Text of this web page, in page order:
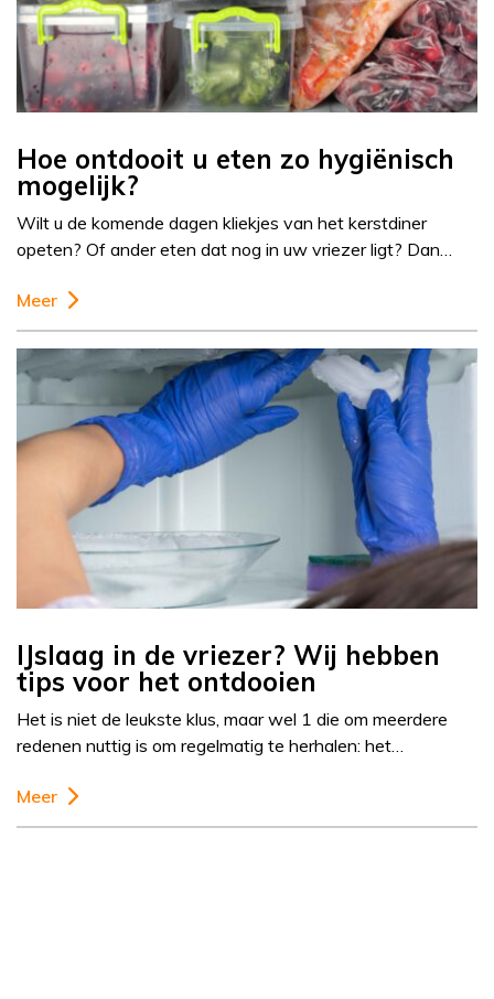
Hoe ontdooit u eten zo hygiënisch
mogelijk?
Wilt u de komende dagen kliekjes van het kerstdiner
opeten? Of ander eten dat nog in uw vriezer ligt? Dan…
Meer
IJslaag in de vriezer? Wij hebben
tips voor het ontdooien
Het is niet de leukste klus, maar wel 1 die om meerdere
redenen nuttig is om regelmatig te herhalen: het…
Meer